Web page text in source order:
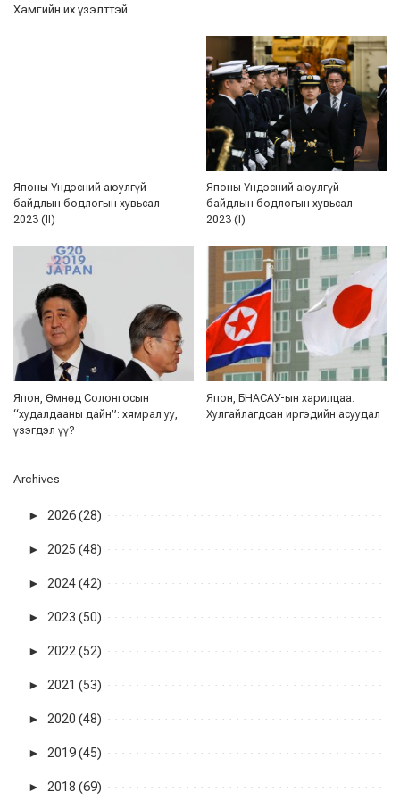
Хамгийн их үзэлттэй
Японы Үндэсний аюулгүй
байдлын бодлогын хувьсал –
2023 (II)
Японы Үндэсний аюулгүй
байдлын бодлогын хувьсал –
2023 (I)
Япон, Өмнөд Солонгосын
“худалдааны дайн”: хямрал уу,
үзэгдэл үү?
Япон, БНАСАУ-ын харилцаа:
Хулгайлагдсан иргэдийн асуудал
Archives
► 2026 (28)
► 2025 (48)
► 2024 (42)
► 2023 (50)
► 2022 (52)
► 2021 (53)
► 2020 (48)
► 2019 (45)
► 2018 (69)